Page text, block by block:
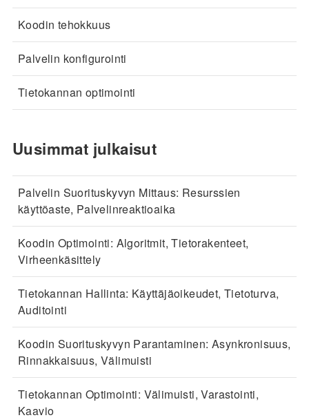
Koodin tehokkuus
Palvelin konfigurointi
Tietokannan optimointi
Uusimmat julkaisut
Palvelin Suorituskyvyn Mittaus: Resurssien
käyttöaste, Palvelinreaktioaika
Koodin Optimointi: Algoritmit, Tietorakenteet,
Virheenkäsittely
Tietokannan Hallinta: Käyttäjäoikeudet, Tietoturva,
Auditointi
Koodin Suorituskyvyn Parantaminen: Asynkronisuus,
Rinnakkaisuus, Välimuisti
Tietokannan Optimointi: Välimuisti, Varastointi,
Kaavio